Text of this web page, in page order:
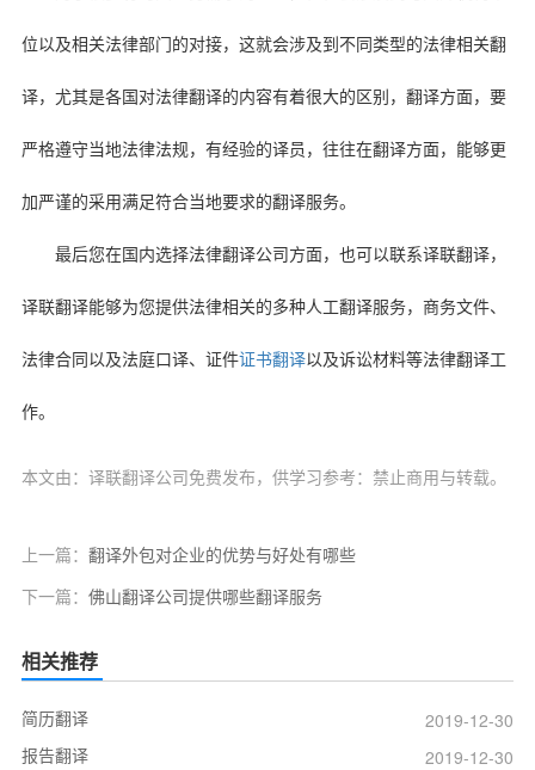
位以及相关法律部门的对接，这就会涉及到不同类型的法律相关翻
译，尤其是各国对法律翻译的内容有着很大的区别，翻译方面，要
严格遵守当地法律法规，有经验的译员，往往在翻译方面，能够更
加严谨的采用满足符合当地要求的翻译服务。
最后您在国内选择法律翻译公司方面，也可以联系译联翻译，
译联翻译能够为您提供法律相关的多种人工翻译服务，商务文件、
法律合同以及法庭口译、证件证书翻译以及诉讼材料等法律翻译工
作。
本文由：译联翻译公司免费发布，供学习参考：禁止商用与转载。
上一篇： 翻译外包对企业的优势与好处有哪些
下一篇： 佛山翻译公司提供哪些翻译服务
相关推荐
简历翻译
2019-12-30
报告翻译
2019-12-30